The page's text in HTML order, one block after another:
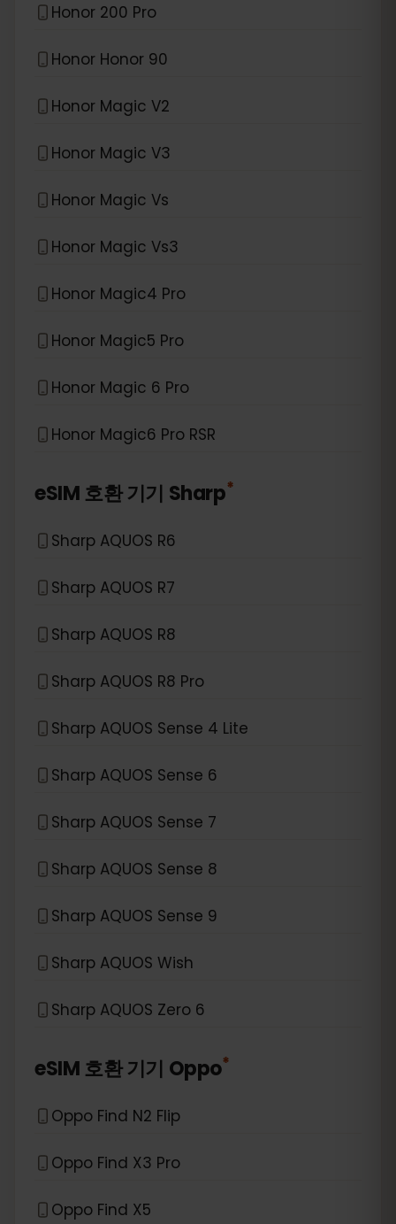
Honor 200 Pro
Honor Honor 90
Honor Magic V2
Honor Magic V3
Honor Magic Vs
Honor Magic Vs3
Honor Magic4 Pro
Honor Magic5 Pro
Honor Magic 6 Pro
Honor Magic6 Pro RSR
eSIM 호환 기기 Sharp*
Sharp AQUOS R6
Sharp AQUOS R7
Sharp AQUOS R8
Sharp AQUOS R8 Pro
Sharp AQUOS Sense 4 Lite
Sharp AQUOS Sense 6
Sharp AQUOS Sense 7
Sharp AQUOS Sense 8
Sharp AQUOS Sense 9
Sharp AQUOS Wish
Sharp AQUOS Zero 6
eSIM 호환 기기 Oppo*
Oppo Find N2 Flip
Oppo Find X3 Pro
Oppo Find X5